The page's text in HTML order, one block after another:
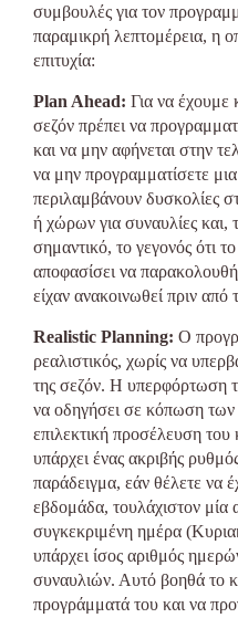
συμβουλές για τον
παραμικρή λεπτομέρεια, η
επιτυχία:
Plan Ahead: Για να έχουμε
σεζόν πρέπει να
και να μην αφήνεται στην
να μην προγραμματίσετε
περιλαμβάνουν δυσκολίες
ή χώρων για συναυλίες και,
σημαντικό, το γεγονός ότι
αποφασίσει να
είχαν ανακοινωθεί πριν από
Realistic Planning: Ο
ρεαλιστικός, χωρίς να
της σεζόν. Η υπερφόρτωση
να οδηγήσει σε κόπωση των
επιλεκτική προσέλευση του
υπάρχει ένας ακριβής
παράδειγμα, εάν θέλετε να
εβδομάδα, τουλάχιστον μία
συγκεκριμένη ημέρα
υπάρχει ίσος αριθμός
συναυλιών. Αυτό βοηθά το
προγράμματά του και να